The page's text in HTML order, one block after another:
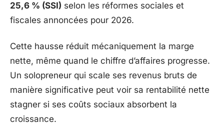
25,6 % (SSI) selon les réformes sociales et
fiscales annoncées pour 2026.
Cette hausse réduit mécaniquement la marge
nette, même quand le chiffre d’affaires progresse.
Un solopreneur qui scale ses revenus bruts de
manière significative peut voir sa rentabilité nette
stagner si ses coûts sociaux absorbent la
croissance.